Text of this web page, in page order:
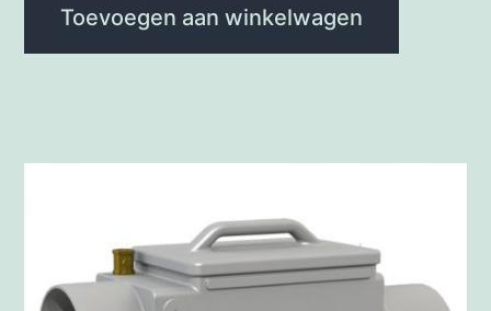
Toevoegen aan winkelwagen